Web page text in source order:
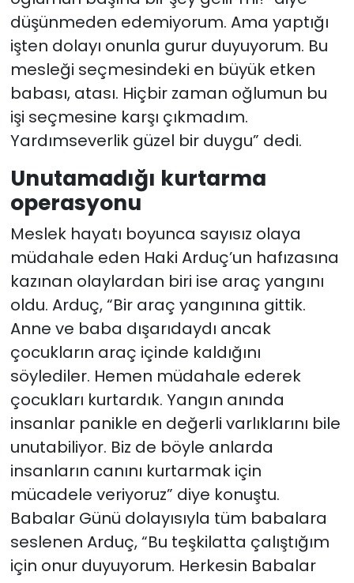
düşünmeden edemiyorum. Ama yaptığı
işten dolayı onunla gurur duyuyorum. Bu
mesleği seçmesindeki en büyük etken
babası, atası. Hiçbir zaman oğlumun bu
işi seçmesine karşı çıkmadım.
Yardımseverlik güzel bir duygu” dedi.
Unutamadığı kurtarma
operasyonu
Meslek hayatı boyunca sayısız olaya
müdahale eden Haki Arduç’un hafızasına
kazınan olaylardan biri ise araç yangını
oldu. Arduç, “Bir araç yangınına gittik.
Anne ve baba dışarıdaydı ancak
çocukların araç içinde kaldığını
söylediler. Hemen müdahale ederek
çocukları kurtardık. Yangın anında
insanlar panikle en değerli varlıklarını bile
unutabiliyor. Biz de böyle anlarda
insanların canını kurtarmak için
mücadele veriyoruz” diye konuştu.
Babalar Günü dolayısıyla tüm babalara
seslenen Arduç, “Bu teşkilatta çalıştığım
için onur duyuyorum. Herkesin Babalar